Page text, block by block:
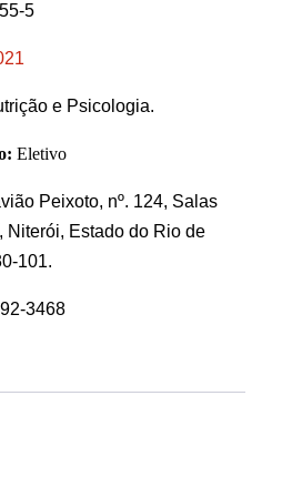
5
e Psicologia.
Eletivo
Peixoto, nº. 124, Salas
Niterói, Estado do Rio de
101.
3468